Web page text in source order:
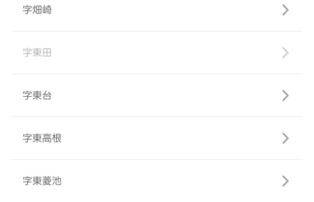
字畑崎
字東田
字東台
字東高根
字東菱池